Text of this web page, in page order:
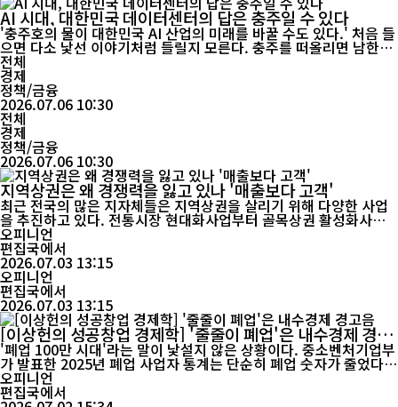
AI 시대, 대한민국 데이터센터의 답은 충주일 수 있다
'충주호의 물이 대한민국 AI 산업의 미래를 바꿀 수도 있다.' 처음 들
으면 다소 낯선 이야기처럼 들릴지 모른다. 충주를 떠올리면 남한강
물길과 충주호의 넓은 수면, 중부내륙의 바람, 오래된 학교와 골목이
먼저 생각난다. 첨단산업이나 인공지능(AI)과는 거리가 있어 보이는
도시다. 하지만 AI 시대에는 이야기가 달라진다. 반도체와 클라우드,
자율주행, 바이오, 금융 데이터 산업이 폭발적으로 성장하면서 데이
터를 저...
전체
경제
정책/금융
2026.07.06 10:30
전체
경제
정책/금융
2026.07.06 10:30
지역상권은 왜 경쟁력을 잃고 있나 '매출보다 고객'
최근 전국의 많은 지자체들은 지역상권을 살리기 위해 다양한 사업
을 추진하고 있다. 전통시장 현대화사업부터 골목상권 활성화사업,
상권활성화 구역지정, 지역상권육성사업까지 수많은 예산과 정책이
투입되고 있다. 그러나 여전히 많은 상인들은 "장사가 안 된다"고 말
한다. 왜 그럴까. 우리는 흔히 상권이 어려워지면 매출 감소를 이야
기한다. 매출이 줄어들었으니 상권이 쇠퇴했다고 생각한다. 하지만
조금 더 깊이 들...
오피니언
편집국에서
2026.07.03 13:15
오피니언
편집국에서
2026.07.03 13:15
[이상헌의 성공창업 경제학] '줄줄이 폐업'은 내수경제 경고
음
'폐업 100만 시대'라는 말이 낯설지 않은 상황이다. 중소벤처기업부
가 발표한 2025년 폐업 사업자 통계는 단순히 폐업 숫자가 줄었다는
사실만으로 안도할 수 없는 현실을 보여준다. 지난해 폐업 사업자는
97만5천여 개로 전년보다 다소 감소했고 전체 폐업률 역시 소폭 하
오피니언
편집국에서